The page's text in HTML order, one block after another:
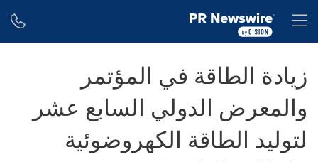
زيادة الطاقة في المؤتمر
والمعرض الدولي السابع عشر
لتوليد الطاقة الكهروضوئية